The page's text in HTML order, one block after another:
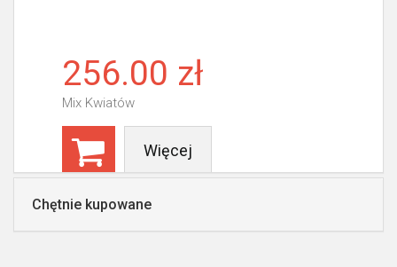
256.00 zł
Mix Kwiatów
Więcej
Chętnie kupowane